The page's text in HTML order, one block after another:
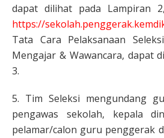
dapat dilihat pada Lampiran
https://
Tata Cara Pelaksanaan
Mengajar & Wawancara, dapat
3.
5. Tim Seleksi mengundang
pengawas sekolah, kepala
pelamar/calon guru penggerak